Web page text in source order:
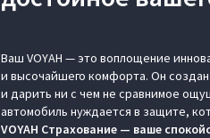
Ваш VOYAH — это воплощение
и высочайшего комфорта. Он
и дарить ни с чем не сравнимое
автомобиль нуждается в защите,
VOYAH Страхование — ваше